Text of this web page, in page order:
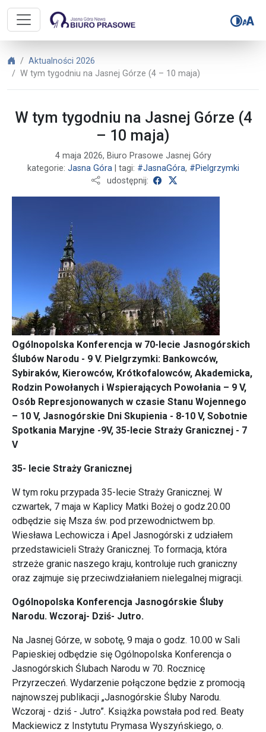
Biuro Prasowe Jasnej Góry – W
Biuro Prasowe Jasnej Góry
Aktualności 2026
W tym tygodniu na Jasnej Górze (4 – 10 maja)
W tym tygodniu na Jasnej Górze (4
– 10 maja)
4 maja 2026, Biuro Prasowe Jasnej Góry
kategorie: Jasna Góra| tagi: #JasnaGóra, #Pielgrzymki
udostępnij:
udostępnij na Facebooku
Ogólnopolska Konferencja w 70-lecie Jasnogórskich
Ślubów Narodu - 9 V. Pielgrzymki: Bankowców,
Sybiraków, Kierowców, Krótkofalowców, Akademicka,
Rodzin Powołanych i Wspierających Powołania – 9 V,
Osób Represjonowanych w czasie Stanu Wojennego
– 10 V, Jasnogórskie Dni Skupienia - 8-10 V, Sobotnie
Spotkania Maryjne -9V, 35-lecie Straży Granicznej - 7
V
35- lecie Straży Granicznej
W tym roku przypada 35-lecie Straży Granicznej. W
czwartek, 7 maja w Kaplicy Matki Bożej o godz.20.00
odbędzie się Msza św. pod przewodnictwem bp.
Wiesława Lechowicza i Apel Jasnogórski z udziałem
przedstawicieli Straży Granicznej. To formacja, która
strzeże granic naszego kraju, kontroluje ruch graniczny
oraz zajmuje się przeciwdziałaniem nielegalnej migracji.
Ogólnopolska Konferencja Jasnogórskie Śluby
Narodu. Wczoraj- Dziś- Jutro.
Na Jasnej Górze, w sobotę, 9 maja o godz. 10.00 w Sali
Papieskiej odbędzie się Ogólnopolska Konferencja o
Jasnogórskich Ślubach Narodu w 70. Rocznicę
Przyrzeczeń. Wydarzenie połączone będzie z promocją
najnowszej publikacji „Jasnogórskie Śluby Narodu.
Wczoraj - dziś - Jutro”. Książka powstała pod red. Beaty
Mackiewicz z Instytutu Prymasa Wyszyńskiego, o.